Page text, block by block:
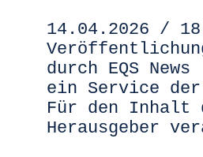
14.04.2026 /
durch EQS News
ein Service der
Für den
Herausgeber